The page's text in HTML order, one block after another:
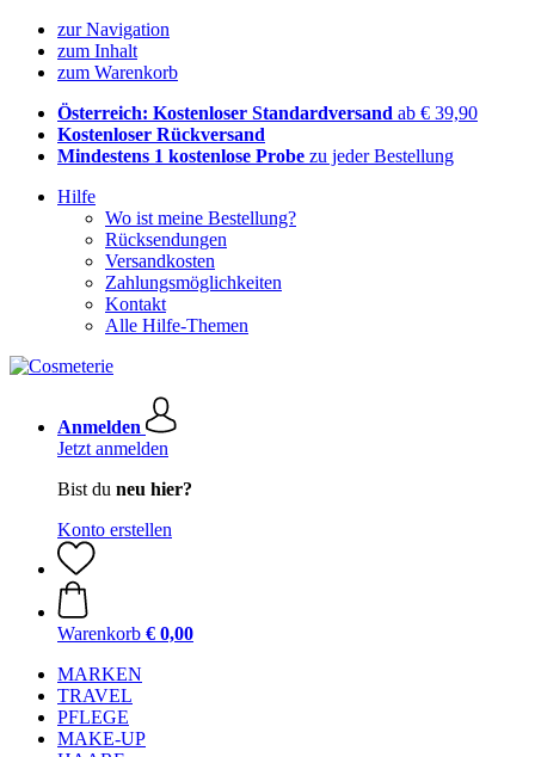
zur Navigation
zum Inhalt
zum Warenkorb
Österreich: Kostenloser Standardversand ab € 39,90
Kostenloser Rückversand
Mindestens 1 kostenlose Probe zu jeder Bestellung
Hilfe
Wo ist meine Bestellung?
Rücksendungen
Versandkosten
Zahlungsmöglichkeiten
Kontakt
Alle Hilfe-Themen
Anmelden
Jetzt anmelden
Bist du neu hier?
Konto erstellen
Warenkorb € 0,00
MARKEN
TRAVEL
PFLEGE
MAKE-UP